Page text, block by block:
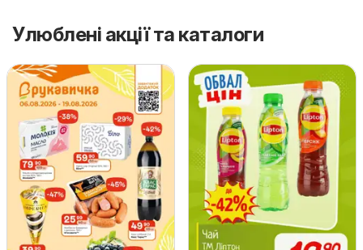
Улюблені акції та каталоги